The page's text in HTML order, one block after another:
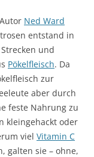
Ned Ward
entstand in
und
Pökelfleisch. Da
zur
aber durch
feste Nahrung zu
kleingehackt oder
viel Vitamin C
galten sie – ohne,